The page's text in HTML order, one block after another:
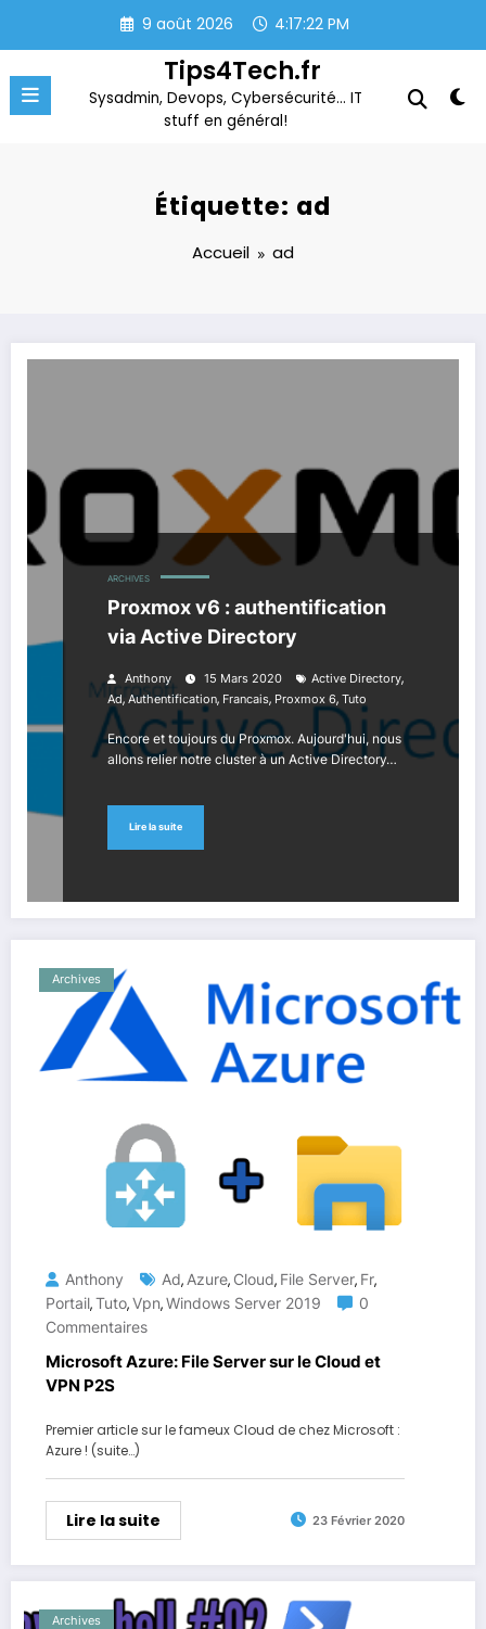
contenu
9 août 2026 4:17:22 PM
Tips4Tech.fr
Sysadmin, Devops, Cybersécurité… IT
stuff en général!
Étiquette: ad
Accueil ad
ARCHIVES
Proxmox v6 : authentification
via Active Directory
Anthony 15 Mars 2020 Active Directory,
Ad, Authentification, Francais, Proxmox 6, Tuto
Encore et toujours du Proxmox. Aujourd'hui, nous
allons relier notre cluster à un Active Directory…
Lire la suite
Archives
Anthony Ad, Azure, Cloud, File Server, Fr,
Portail,Tuto,Vpn,Windows Server 2019
0
Commentaires
Microsoft Azure: File Server sur le Cloud et
VPN P2S
Premier article sur le fameux Cloud de chez Microsoft :
Azure ! (suite…)
Lire la suite 23 Février 2020
Archives